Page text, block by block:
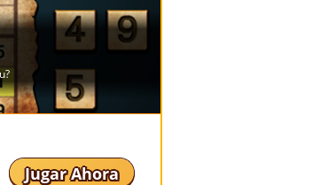
Jugar Ahora